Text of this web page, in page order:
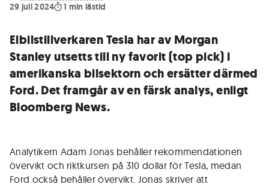
29 juli 2024
1 min lästid
Elbilstillverkaren Tesla har av Morgan
Stanley utsetts till ny favorit (top pick) i
amerikanska bilsektorn och ersätter därmed
Ford. Det framgår av en färsk analys, enligt
Bloomberg News.
Analytikern Adam Jonas behåller rekommendationen
övervikt och riktkursen på 310 dollar för Tesla, medan
Ford också behåller övervikt. Jonas skriver att